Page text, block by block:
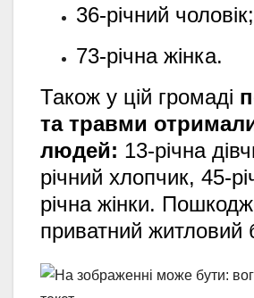
36-річний чоловік;
73-річна жінка.
Також у цій громаді
та травми
людей: 13-річна
річний хлопчик, 45-
річна жінки.
приватний житловий